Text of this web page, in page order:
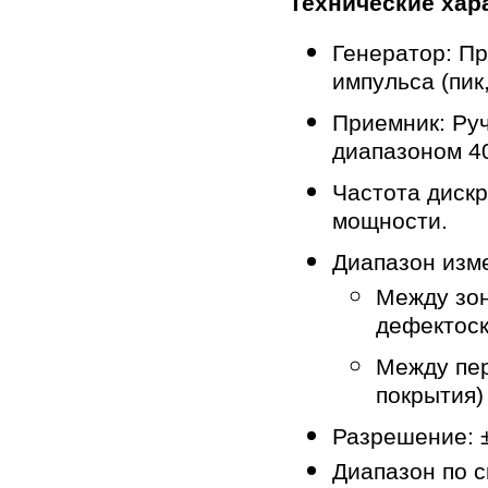
Генератор:
импульса
Приемник:
диапазоном
Частота­
мощности.
Диапазон
Между
Между
Разрешение:
Диапазон по